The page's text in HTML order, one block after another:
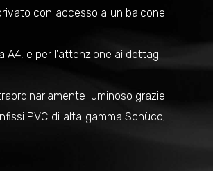
con accesso a un balcone
A4, e per l'attenzione ai dettagli:
luminoso grazie
PVC di alta gamma Schüco;